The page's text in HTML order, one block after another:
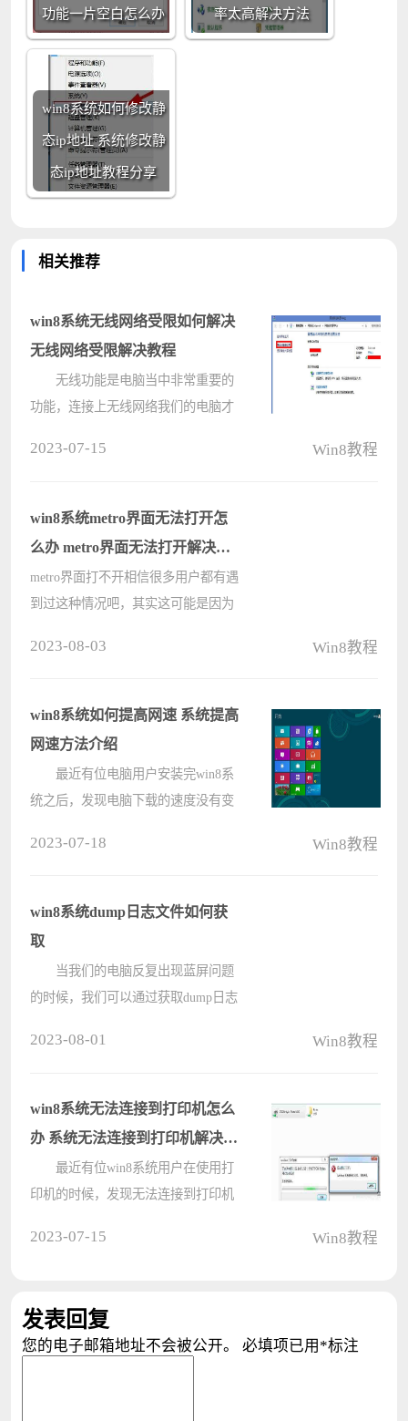
功能一片空白怎么办 率太高解决方法
win8系统如何修改静
态ip地址 系统修改静
态ip地址教程分享
相关推荐
win8系统无线网络受限如何解决
无线网络受限解决教程
无线功能是电脑当中非常重要的
功能，连接上无线网络我们的电脑才
win8系统无线网络受限如何解决呢?
今天????
2023-07-15 Win8教程
win8系统metro界面无法打开怎
么办 metro界面无法打开解决方
法
metro界面打不开相信很多用户都有遇
到过这种情况吧，其实这可能是因为
动即可。下面小编为大家介绍一下
wi????
2023-08-03 Win8教程
win8系统如何提高网速 系统提高
网速方法介绍
最近有位电脑用户安装完win8系
统之后，发现电脑下载的速度没有变
win8系统如何提高网速呢?今天电脑
系统之????
2023-07-18 Win8教程
win8系统dump日志文件如何获
取
当我们的电脑反复出现蓝屏问题
的时候，我们可以通过获取dump日志
就为大家介绍win8系统如何获取dump
日志????
2023-08-01 Win8教程
win8系统无法连接到打印机怎么
办 系统无法连接到打印机解决方
最近有位win8系统用户在使用打
印机的时候，发现无法连接到打印机
解决????
2023-07-15 Win8教程
发表回复
您的电子邮箱地址不会被公开。 必填项已用 *标注